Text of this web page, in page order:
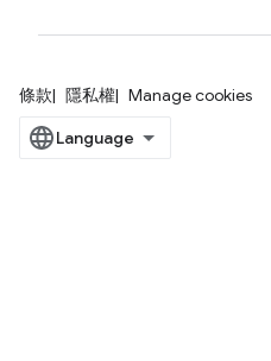
條款 隱私權 Manage cookies